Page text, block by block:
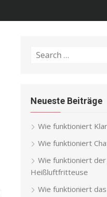
Search
Neueste Beiträge
Wie funktioniert
Wie funktioniert
Wie funktioniert
Heißluftfritteuse
Wie funktioniert